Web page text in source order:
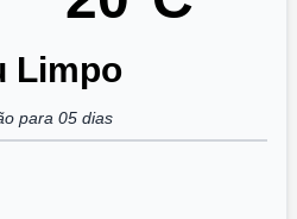
Limpo
para 05 dias